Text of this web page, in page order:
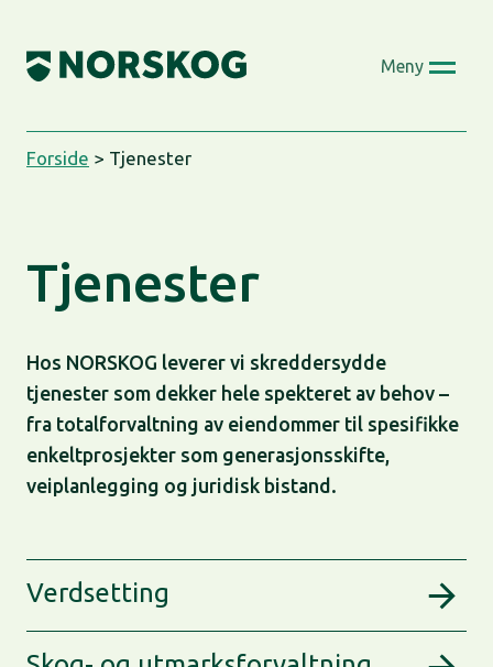
content
Meny
Forside > Tjenester
Tjenester
Hos NORSKOG leverer vi skreddersydde
tjenester som dekker hele spekteret av behov –
fra totalforvaltning av eiendommer til spesifikke
enkeltprosjekter som generasjonsskifte,
veiplanlegging og juridisk bistand.
Verdsetting